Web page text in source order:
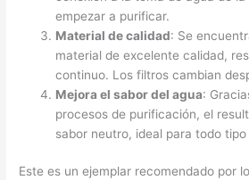
empezar a purificar.
Material de calidad: Se
material de excelente calidad,
continuo. Los filtros cambian
Mejora el sabor del agua:
procesos de purificación, el
sabor neutro, ideal para todo
Este es un ejemplar recomendado por